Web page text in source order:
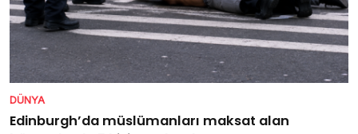
DÜNYA
Edinburgh’da müslümanları maksat alan